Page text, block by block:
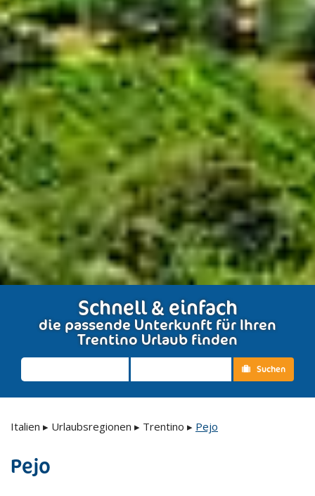
Schnell & einfach
die passende Unterkunft für Ihren
Trentino Urlaub finden
Suchen
Italien ▸ Urlaubsregionen ▸ Trentino ▸ Pejo
Pejo